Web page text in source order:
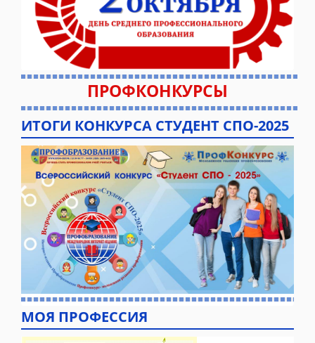
ПРОФКОНКУРСЫ
ИТОГИ КОНКУРСА СТУДЕНТ СПО-2025
МОЯ ПРОФЕССИЯ